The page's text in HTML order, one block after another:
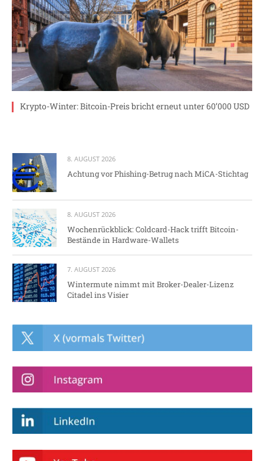
Krypto-Winter: Bitcoin-Preis bricht erneut unter 60’000 USD
8. AUGUST 2026
Achtung vor Phishing-Betrug nach MiCA-Stichtag
8. AUGUST 2026
Wochenrückblick: Coldcard-Hack trifft Bitcoin-
Bestände in Hardware-Wallets
7. AUGUST 2026
Wintermute nimmt mit Broker-Dealer-Lizenz
Citadel ins Visier